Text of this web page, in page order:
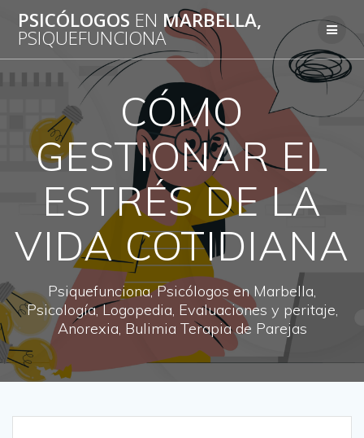
Saltar
al
contenido
PSICÓLOGOS EN MARBELLA,
PSIQUEFUNCIONA
CÓMO
GESTIONAR EL
ESTRÉS DE LA
VIDA COTIDIANA
Psiquefunciona, Psicólogos en Marbella,
Psicología, Logopedia, Evaluaciones y peritaje,
Anorexia, Bulimia Terapia de Parejas